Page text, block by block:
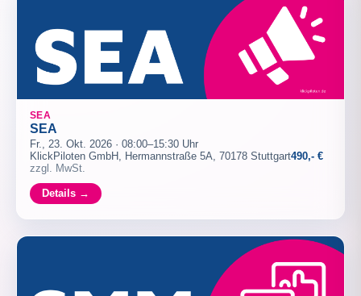
SEA
SEA
Fr., 23. Okt. 2026 · 08:00–15:30 Uhr
KlickPiloten GmbH, Hermannstraße 5A, 70178 Stuttgart490,- €
zzgl. MwSt.
Details →